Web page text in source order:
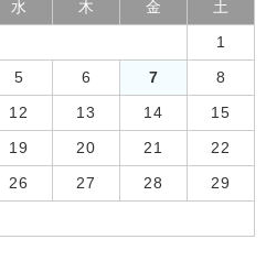
水 木 金 土
1
5 6 7 8
12 13 14 15
19 20 21 22
26 27 28 29